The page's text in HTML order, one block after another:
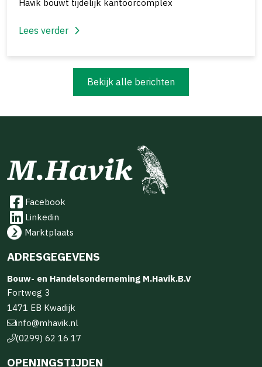
Havik bouwt tijdelijk kantoorcomplex
Lees verder
Bekijk alle berichten
Facebook
Linkedin
Marktplaats
ADRESGEGEVENS
Bouw- en Handelsonderneming M.Havik.B.V
Fortweg 3
1471 EB Kwadijk
info@mhavik.nl
(0299) 62 16 17
OPENINGSTIJDEN